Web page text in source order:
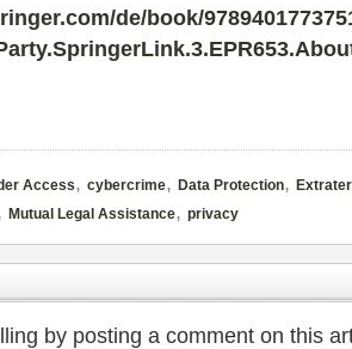
de/book/
Access, cybercrime, Data Protection,
Mutual Legal Assistance, privacy
by posting a comment on this